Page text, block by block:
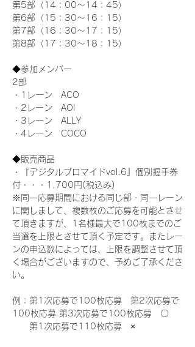
第5部（14：00～14：45）
第6部（15：30～16：15）
第7部（16：30～17：15）
第8部（17：30～18：15）
◆参加メンバー
2部
・1レーン　ACO
・2レーン　AOI
・3レーン　ALLY
・4レーン　COCO
◆販売商品
・『デジタルブロマイドvol.6』個別握手券
付・・・1,700円(税込み)
※同一応募期間における同じ部・同一レーン
に関しまして、複数枚のご応募を可能とさせ
て頂きますが、1名様最大で100枚までのご
当選を上限とさせて頂く予定です。またレー
ンの申込数によっては、上限を調整させて頂
く場合がございますので、予めご了承くださ
い。
例：第1次応募で100枚応募　第2次応募で
100枚応募 第3次応募で100枚応募　〇
第1次応募で110枚応募　×